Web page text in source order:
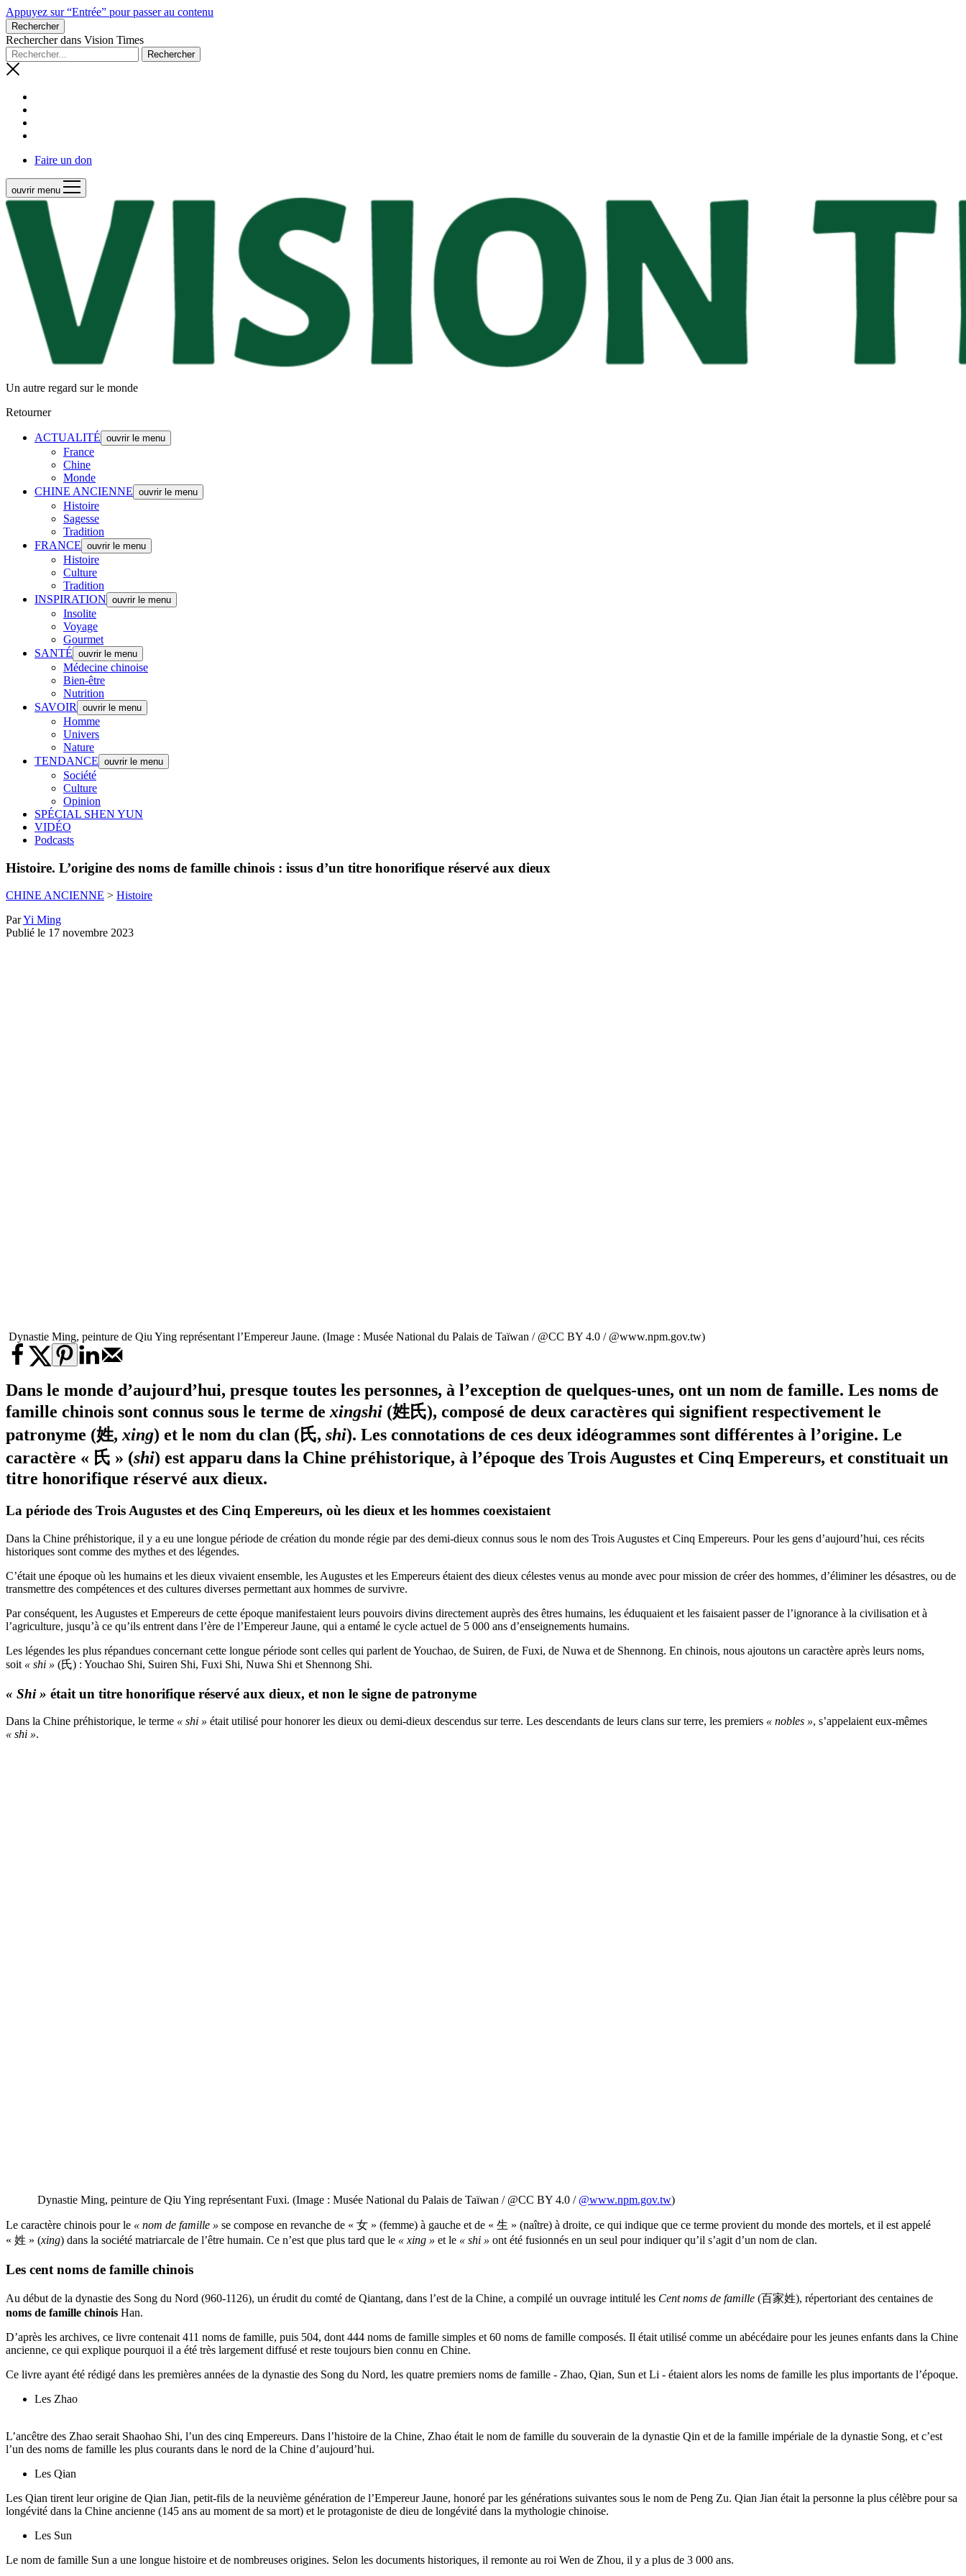
Appuyez sur “Entrée” pour passer au contenu
Rechercher
Rechercher dans Vision Times
Faire un don
ouvrir menu
Un autre regard sur le monde
Retourner
ACTUALITÉ ouvrir le menu
France
Chine
Monde
CHINE ANCIENNE ouvrir le menu
Histoire
Sagesse
Tradition
FRANCE ouvrir le menu
Histoire
Culture
Tradition
INSPIRATION ouvrir le menu
Insolite
Voyage
Gourmet
SANTÉ ouvrir le menu
Médecine chinoise
Bien-être
Nutrition
SAVOIR
ouvrir le menu
Homme
Univers
Nature
TENDANCE ouvrir le menu
Société
Culture
Opinion
SPÉCIAL SHEN YUN
VIDÉO
Podcasts
Histoire. L’origine des noms de famille chinois : issus d’un titre honorifique réservé aux dieux
CHINE ANCIENNE > Histoire
ParYi Ming
Publié le 17 novembre 2023
Dynastie Ming, peinture de Qiu Ying représentant l’Empereur Jaune. (Image : Musée National du Palais de Taïwan / @CC BY 4.0 / @www.npm.gov.tw)
Dans le monde d’aujourd’hui, presque toutes les personnes, à l’exception de quelques-unes, ont un nom de famille. Les noms de
famille chinois sont connus sous le terme de xingshi (姓氏), composé de deux caractères qui signifient respectivement le
patronyme (姓,xing) et le nom du clan (氏, shi). Les connotations de ces deux idéogrammes sont différentes à l’origine. Le
caractère « 氏 » (shi) est apparu dans la Chine préhistorique, à l’époque des Trois Augustes et Cinq Empereurs, et constituait un
titre honorifique réservé aux dieux.
La période des Trois Augustes et des Cinq Empereurs, où les dieux et les hommes coexistaient
Dans la Chine préhistorique, il y a eu une longue période de création du monde régie par des demi-dieux connus sous le nom des Trois Augustes et Cinq Empereurs. Pour les gens d’aujourd’hui, ces récits
historiques sont comme des mythes et des légendes.
C’était une époque où les humains et les dieux vivaient ensemble, les Augustes et les Empereurs étaient des dieux célestes venus au monde avec pour mission de créer des hommes, d’éliminer les désastres, ou de
transmettre des compétences et des cultures diverses permettant aux hommes de survivre.
Par conséquent, les Augustes et Empereurs de cette époque manifestaient leurs pouvoirs divins directement auprès des êtres humains, les éduquaient et les faisaient passer de l’ignorance à la civilisation et à
l’agriculture, jusqu’à ce qu’ils entrent dans l’ère de l’Empereur Jaune, qui a entamé le cycle actuel de 5 000 ans d’enseignements humains.
Les légendes les plus répandues concernant cette longue période sont celles qui parlent de Youchao, de Suiren, de Fuxi, de Nuwa et de Shennong. En chinois, nous ajoutons un caractère après leurs noms,
soit « shi » (氏) : Youchao Shi, Suiren Shi, Fuxi Shi, Nuwa Shi et Shennong Shi.
« Shi » était un titre honorifique réservé aux dieux, et non le signe de patronyme
Dans la Chine préhistorique, le terme « shi » était utilisé pour honorer les dieux ou demi-dieux descendus sur terre. Les descendants de leurs clans sur terre, les premiers « nobles », s’appelaient eux-mêmes
« shi ».
Dynastie Ming, peinture de Qiu Ying représentant Fuxi. (Image : Musée National du Palais de Taïwan / @CC BY 4.0 / @www.npm.gov.tw)
Le caractère chinois pour le « nom de famille » se compose en revanche de « 女 » (femme) à gauche et de « 生 » (naître) à droite, ce qui indique que ce terme provient du monde des mortels, et il est appelé
« 姓 » (xing) dans la société matriarcale de l’être humain. Ce n’est que plus tard que le « xing » et le « shi » ont été fusionnés en un seul pour indiquer qu’il s’agit d’un nom de clan.
Les cent noms de famille chinois
Au début de la dynastie des Song du Nord (960-1126), un érudit du comté de Qiantang, dans l’est de la Chine, a compilé un ouvrage intitulé les Cent noms de famille (百家姓), répertoriant des centaines de
noms de famille chinois Han.
D’après les archives, ce livre contenait 411 noms de famille, puis 504, dont 444 noms de famille simples et 60 noms de famille composés. Il était utilisé comme un abécédaire pour les jeunes enfants dans la Chine
ancienne, ce qui explique pourquoi il a été très largement diffusé et reste toujours bien connu en Chine.
Ce livre ayant été rédigé dans les premières années de la dynastie des Song du Nord, les quatre premiers noms de famille - Zhao, Qian, Sun et Li - étaient alors les noms de famille les plus importants de l’époque.
Les Zhao
L’ancêtre des Zhao serait Shaohao Shi, l’un des cinq Empereurs. Dans l’histoire de la Chine, Zhao était le nom de famille du souverain de la dynastie Qin et de la famille impériale de la dynastie Song, et c’est
l’un des noms de famille les plus courants dans le nord de la Chine d’aujourd’hui.
Les Qian
Les Qian tirent leur origine de Qian Jian, petit-fils de la neuvième génération de l’Empereur Jaune, honoré par les générations suivantes sous le nom de Peng Zu. Qian Jian était la personne la plus célèbre pour sa
longévité dans la Chine ancienne (145 ans au moment de sa mort) et le protagoniste de dieu de longévité dans la mythologie chinoise.
Les Sun
Le nom de famille Sun a une longue histoire et de nombreuses origines. Selon les documents historiques, il remonte au roi Wen de Zhou, il y a plus de 3 000 ans.